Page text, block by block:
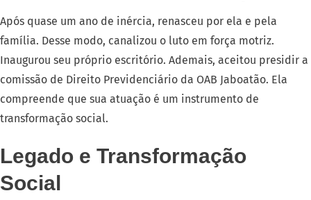
Após quase um ano de inércia, renasceu por ela e pela
família. Desse modo, canalizou o luto em força motriz.
Inaugurou seu próprio escritório. Ademais, aceitou presidir a
comissão de Direito Previdenciário da OAB Jaboatão. Ela
compreende que sua atuação é um instrumento de
transformação social.
Legado e Transformação
Social